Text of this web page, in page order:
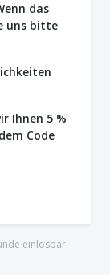
das
uns bitte
Ihnen 5 %
Code
einlösbar,